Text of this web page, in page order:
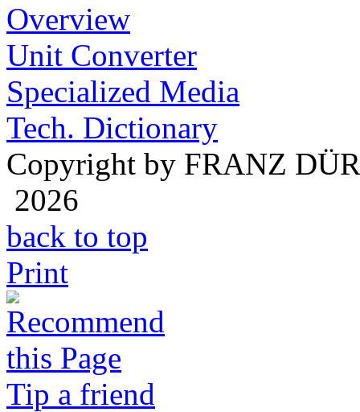
Overview
Unit Converter
Specialized Media
Tech. Dictionary
Copyright by FRANZ
2026
back to top
Print
Tip a friend